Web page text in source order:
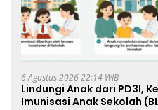
6 Agustus 2026 22:14 WIB
Lindungi Anak dari PD3I,
Imunisasi Anak Sekolah